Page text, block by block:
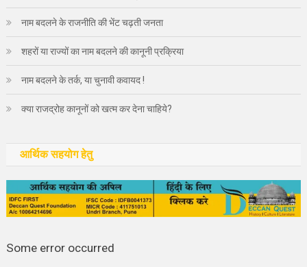
नाम बदलने के राजनीति की भेंट चढ़ती जनता
शहरों या राज्यों का नाम बदलने की कानूनी प्रक्रिया
नाम बदलने के तर्क, या चुनावी कवायद !
क्या राजद्रोह कानूनों को खत्म कर देना चाहिये?
आर्थिक सहयोग हेतु
Some error occurred